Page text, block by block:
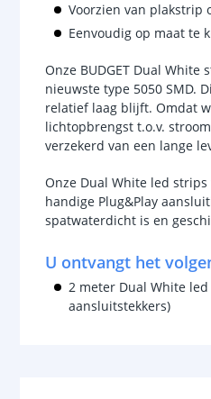
Voorzien van plakstrip
Eenvoudig op maat te
Onze BUDGET Dual
nieuwste type 5050 SMD.
relatief laag blijft. Omdat
lichtopbrengst t.o.v.
verzekerd van een lange
Onze Dual White led
handige Plug&Play
spatwaterdicht is en
U ontvangt het
2 meter Dual White
aansluitstekkers)